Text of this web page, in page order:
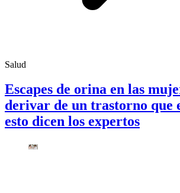
Salud
Escapes de orina en las
derivar de un trastorno que
esto dicen los expertos